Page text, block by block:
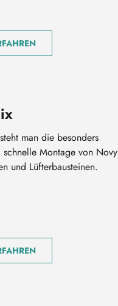
man die besonders
Montage von Novy
und Lüfterbausteinen.